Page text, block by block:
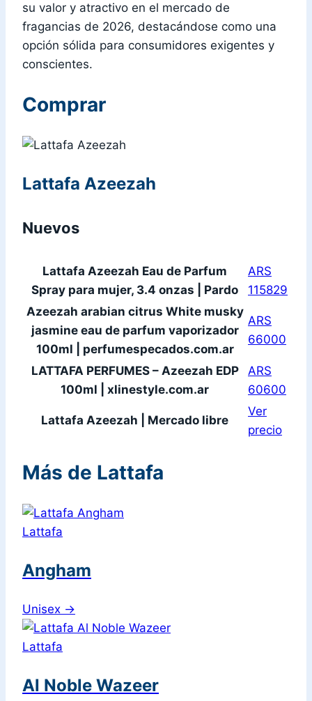
su valor y atractivo en el mercado de
fragancias de 2026, destacándose como una
opción sólida para consumidores exigentes y
conscientes.
Comprar
Lattafa Azeezah
Nuevos
Lattafa Azeezah Eau de Parfum
Spray para mujer, 3.4 onzas | Pardo
ARS
115829
Azeezah arabian citrus White musky
jasmine eau de parfum vaporizador
100ml | perfumespecados.com.ar
ARS
66000
LATTAFA PERFUMES – Azeezah EDP
100ml | xlinestyle.com.ar
ARS
60600
Lattafa Azeezah | Mercado libre
Ver
precio
Más de Lattafa
Lattafa
Angham
Unisex →
Lattafa
Al Noble Wazeer